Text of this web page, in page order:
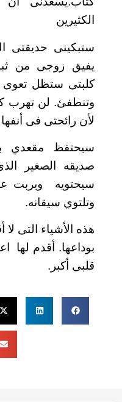
الكثيرين
ستبكينى حديقتى
يفيق زوجى من
كلبتى ستظل
وتنطفئ. لن تهرب
لأن رائحتى فى أنفها
سيحتفظ مقعدي
صديقه الصغير
سيحتويه ويربت
وتلتوي سيقانه.
هذه الأشياء التى
بوداعها. أقدم لها
قلبى أكبر.